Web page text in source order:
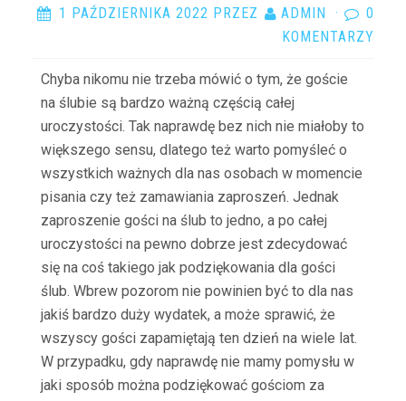
1 PAŹDZIERNIKA 2022 PRZEZ ADMIN ·
0
KOMENTARZY
Chyba nikomu nie trzeba mówić o tym, że goście
na ślubie są bardzo ważną częścią całej
uroczystości. Tak naprawdę bez nich nie miałoby to
większego sensu, dlatego też warto pomyśleć o
wszystkich ważnych dla nas osobach w momencie
pisania czy też zamawiania zaproszeń. Jednak
zaproszenie gości na ślub to jedno, a po całej
uroczystości na pewno dobrze jest zdecydować
się na coś takiego jak podziękowania dla gości
ślub. Wbrew pozorom nie powinien być to dla nas
jakiś bardzo duży wydatek, a może sprawić, że
wszyscy gości zapamiętają ten dzień na wiele lat.
W przypadku, gdy naprawdę nie mamy pomysłu w
jaki sposób można podziękować gościom za